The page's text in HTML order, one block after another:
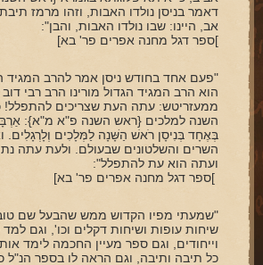
דאמר בניסן נולדו האבות, וזהו מרמז
אב, היינו: שבו נולדו האבות, והבן":
]ספר דגל מחנה אפרים פר' בא]
"פעם אחד בחודש ניסן אמר להרב המגיד
הוא הרב המגיד הגדול מורינו הרב רבי דוב
ממעזריטש: עתה העת שצריכים להתפלל!
השנה למלכים {ראש השנה פ"א מ"א}:
בְּאֶחָד בְּנִיסָן רֹאשׁ הַשָּׁנָה לַמְּלָכִים וְלָרְגָלִים.
השרים והשלטונים שבעולם. ולעת עתה
ועתה הוא עת להתפלל":
]ספר דגל מחנה אפרים פר' בא]
"שמעתי מפיו הקדוש ממש שהבעל שם
שיחות עופות ושיחות דקלים וכו', וגם
וייחודים, וגם ספר מעיין החכמה לימד
כל תיבה ותיבה, וגם הראה לו בספר